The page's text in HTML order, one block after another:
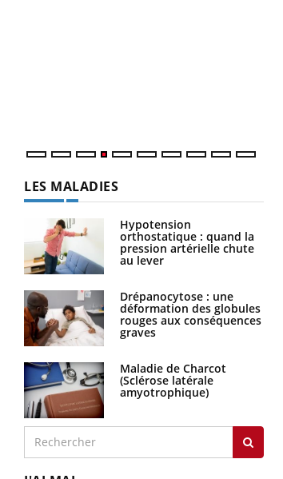
LES MALADIES
Hypotension
orthostatique : quand la
pression artérielle chute
au lever
Drépanocytose : une
déformation des globules
rouges aux conséquences
graves
Maladie de Charcot
(Sclérose latérale
amyotrophique)